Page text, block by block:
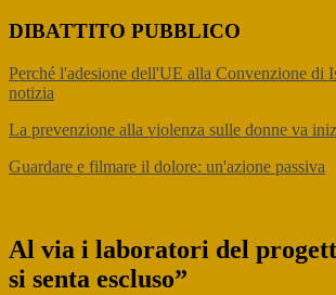
DIBATTITO PUBBLICO
Perché l'adesione dell'UE alla Convenzione di
notizia
La prevenzione alla violenza sulle donne va
Guardare e filmare il dolore: un'azione passiva
Al via i laboratori del
si senta escluso”